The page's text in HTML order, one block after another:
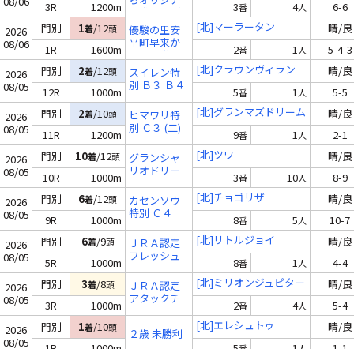
ル賞 ２歳 未
勝利
3R
1200m 3番 4人
6-6
2026
08/06
門別 1着/12頭
優駿の里安
平町早来か
りんず賞 ２
歳 未勝利
[北]マーラータン
晴/良
1R
1600m 2番 1人
5-4-3
2026
08/05
門別 2着/12頭
スイレン特
別 Ｂ３ Ｂ４
[北]クラウンヴィラン
晴/良
12R
1000m 5番 1人
5-5
2026
08/05
門別 2着/10頭
ヒマワリ特
別 Ｃ３ (二)
[北]グランマズドリーム
晴/良
11R
1200m 9番 1人
2-1
2026
08/05
門別 10着/12頭
グランシャ
リオドリー
(二)
[北]ツワ
晴/良
10R
1000m 3番 10人
8-9
2026
08/05
門別 6着/12頭
カセンソウ
特別 Ｃ４
[北]チョゴリザ
晴/良
9R
1000m 8番 5人
10-7
2026
08/05
門別 6着/9頭
ＪＲＡ認定
フレッシュ
２歳 新馬
[北]リトルジョイ
晴/良
5R
1000m 8番 1人
4-4
2026
08/05
門別 3着/8頭
ＪＲＡ認定
アタックチ
利
[北]ミリオンジュピター
晴/良
3R
1000m 2番 4人
5-4
2026
08/05
門別 1着/10頭 ２歳 未勝利
[北]エレシュトゥ
晴/良